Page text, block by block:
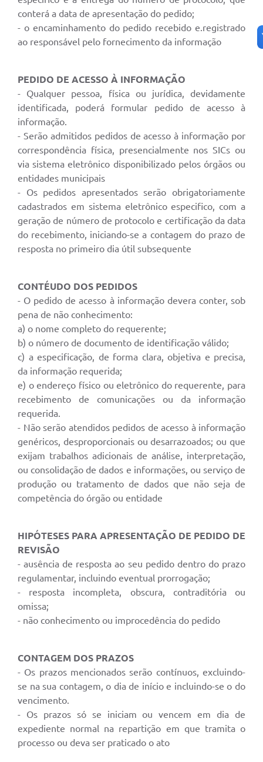
conterá a data de apresentação do pedido;
- o encaminhamento do pedido recebido e.registrado
ao responsável pelo fornecimento da informação
PEDIDO DE ACESSO À INFORMAÇÃO
- Qualquer pessoa, física ou jurídica, devidamente
identificada, poderá formular pedido de acesso à
informação.
- Serão admitidos pedidos de acesso à informação por
correspondência física, presencialmente nos SICs ou
via sistema eletrônico disponibilizado pelos órgãos ou
entidades municipais
- Os pedidos apresentados serão obrigatoriamente
cadastrados em sistema eletrônico especifico, com a
geração de número de protocolo e certificação da data
do recebimento, iniciando-se a contagem do prazo de
resposta no primeiro dia útil subsequente
CONTÉUDO DOS PEDIDOS
- O pedido de acesso à informação devera conter, sob
pena de não conhecimento:
a) o nome completo do requerente;
b) o número de documento de identificação válido;
c) a especificação, de forma clara, objetiva e precisa,
da informação requerida;
e) o endereço físico ou eletrônico do requerente, para
recebimento de comunicações ou da informação
requerida.
- Não serão atendidos pedidos de acesso à informação
genéricos, desproporcionais ou desarrazoados; ou que
exijam trabalhos adicionais de análise, interpretação,
ou consolidação de dados e informações, ou serviço de
produção ou tratamento de dados que não seja de
competência do órgão ou entidade
HIPÓTESES PARA APRESENTAÇÃO DE PEDIDO DE
REVISÃO
- ausência de resposta ao seu pedido dentro do prazo
regulamentar, incluindo eventual prorrogação;
- resposta incompleta, obscura, contraditória ou
omissa;
- não conhecimento ou improcedência do pedido
CONTAGEM DOS PRAZOS
- Os prazos mencionados serão contínuos, excluindo-
se na sua contagem, o dia de início e incluindo-se o do
vencimento.
- Os prazos só se iniciam ou vencem em dia de
expediente normal na repartição em que tramita o
processo ou deva ser praticado o ato